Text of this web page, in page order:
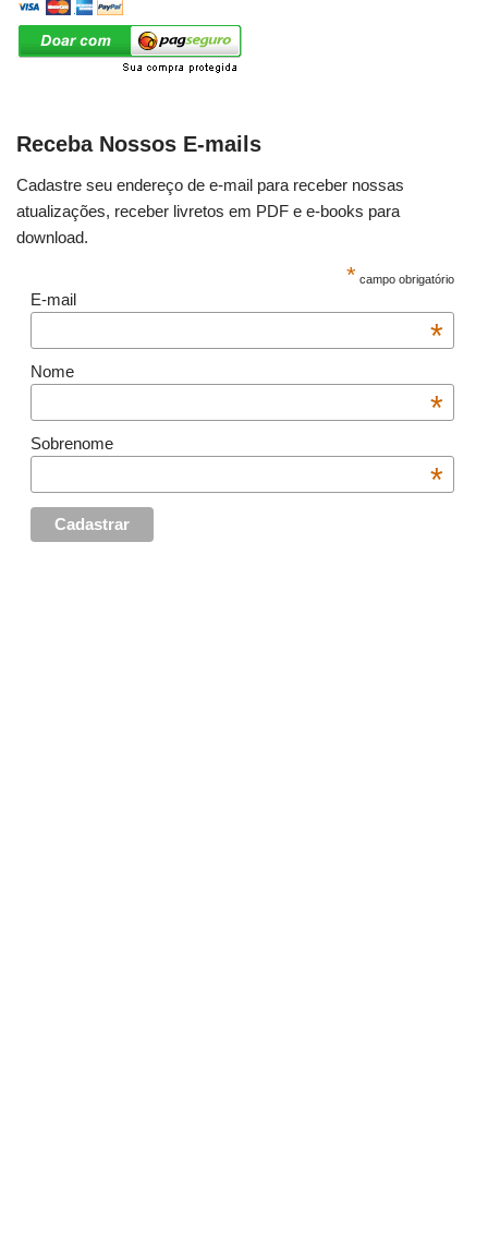
Receba Nossos E-mails
Cadastre seu endereço de e-mail para receber nossas
atualizações, receber livretos em PDF e e-books para
download.
* campo obrigatório
E-mail
*
Nome
*
Sobrenome
*